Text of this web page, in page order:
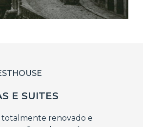
E SUITES
renovado e